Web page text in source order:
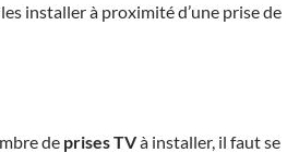
installer à proximité d’une prise de
de prises TVà installer, il faut se